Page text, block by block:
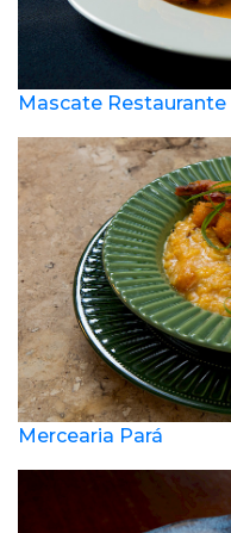
Mascate
Mercearia Pará